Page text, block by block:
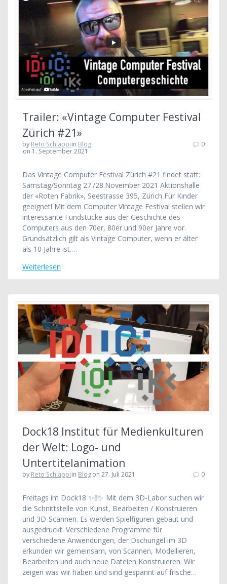
Trailer: «Vintage Computer Festival
Zürich #21»
by Reto Schläppiin Blog
on 1. September 2021
0
Das Vintage Computer Festival Zürich #21 findet statt:
Samstag/Sonntag 27./28.November 2021 Aktionshalle
der «Roten Fabrik», Seestrasse 395, Zürich Für Kinder
geeignet! Mit dem Computer Vintage Festival stellen wir
interessante Fundstücke aus der Geschichte des
Computers aus den 70er, 80er und 90er Jahre vor.
Grundsätzlich gilt als Vintage Computer, wenn er älter
als 10 Jahre ist.…
Weiterlesen
Dock18 Institut für Medienkulturen
der Welt: Logo- und
Untertitelanimation
by Reto Schläppiin Blogon 27. Juli 2021 0
Freitags im Dock18 ✨🚦✨ Mit dem 3D-Labor suchen wir
die Schnittstelle von Kunst, Bearbeiten / Konstruieren
und 3D-Scannen. Es werden Spielfiguren gebaut und
ausgedruckt. Verschiedene Programme für
verschiedene Anwendungen, der Dschungel im 3D
erkunden wir gemeinsam, von Scannen, Modellieren,
Bearbeiten und auch neue Dateien Konstruieren. Wir
zeigen was wir haben und sind gespannt auf frische…